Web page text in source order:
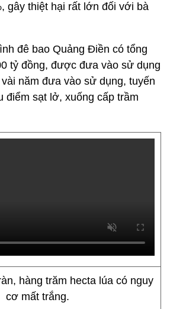
gây thiệt hại rất lớn đối với bà
đê bao Quảng Điền có tổng
tỷ đồng, được đưa vào sử dụng
năm đưa vào sử dụng, tuyến
điểm sạt lở, xuống cấp trầm
hàng trăm hecta lúa có nguy
cơ mất trắng.